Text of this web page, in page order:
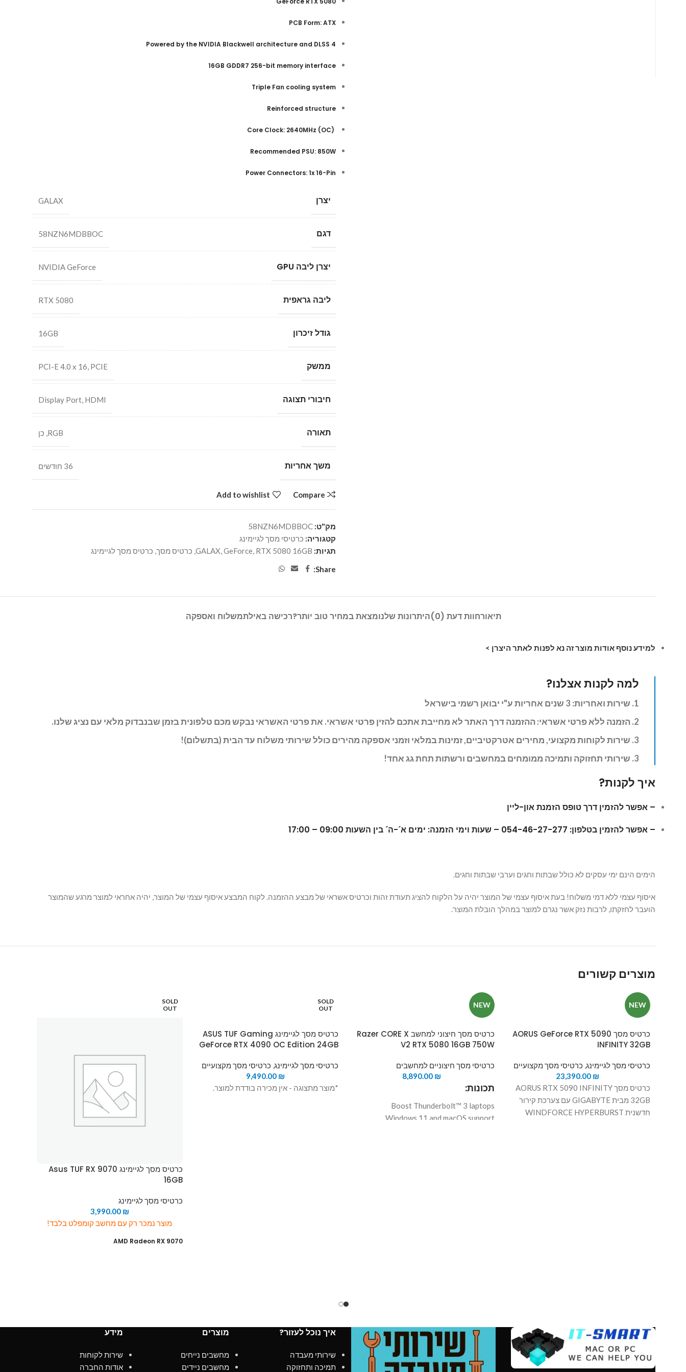
PCB Form: ATX
Powered by the NVIDIA Blackwell architecture and DLSS 4
16GB GDDR7 256-bit memory interface
Triple Fan cooling system
Reinforced structure
(OC) Core Clock: 2640MHz
Recommended PSU: 850W
Power Connectors: 1x 16-Pin
יצרן GALAX
דגם 58NZN6MDBBOC
יצרן ליבה GPU NVIDIA GeForce
ליבה גראפית RTX 5080
גודל זיכרון 16GB
ממשק PCI-E 4.0 x 16, PCIE
חיבורי תצוגה Display Port, HDMI
תאורה RGB
, כן
משך אחריות 36 חודשים
Compare
Add to wishlist
מק"ט: 58NZN6MDBBOC
קטגוריה: כרטיסי מסך לגיימינג
תגיות:
GALAX,GeForce, RTX 5080 16GB
, כרטיס מסך, כרטיס מסך לגיימינג
Share:
תיאורחוות דעת (0) היתרונות שלנומצאת במחיר טוב יותר?רכישה באילתמשלוח ואספקה
למידע נוסף אודות מוצר זה נא לפנות לאתר היצרן >
למה לקנות אצלנו?
1. שירות ואחריות: 3
שנים אחריות ע"י יבואן רשמי בישראל
2. הזמנה ללא פרטי אשראי: ההזמנה דרך האתר לא מחייבת אתכם להזין פרטי אשראי. את פרטי האשראי נבקש מכם טלפונית בזמן שבנבדוק מלאי עם נציג שלנו.
3. שירות לקוחות מקצועי, מחירים אטרקטיביים, זמינות במלאי וזמני אספקה מהירים כולל שירותי משלוח עד הבית (בתשלום)!
3. שירותי תחזוקה ותמיכה ממומחים במחשבים ורשתות תחת גג אחד!
איך לקנות?
– אפשר להזמין דרך טופס הזמנת און-ליין
– אפשר להזמין בטלפון: 054-46-27-277 – שעות וימי הזמנה: ימים א´-ה´ בין השעות 09:00 – 17:00
הימים הינם ימי עסקים לא כולל שבתות וחגים וערבי שבתות וחגים.
איסוף עצמי ללא דמי משלוח! בעת איסוף עצמי של המוצר יהיה על הלקוח להציג תעודת זהות וכרטיס אשראי של מבצע ההזמנה. לקוח המבצע איסוף עצמי של המוצר, יהיה אחראי למוצר מרגע שהמוצר
הועבר לחזקתו, לרבות נזק אשר נגרם למוצר במהלך הובלת המוצר.
מוצרים קשורים
NEW
כרטיס מסך AORUS GeForce RTX 5090
INFINITY 32GB
כרטיסי מסך לגיימינג, כרטיסי מסך מקצועיים
23,390.00 ₪
כרטיס מסך AORUS RTX 5090 INFINITY
32GB מבית GIGABYTE עם צערכת קירור
חדשנית WINDFORCE HYPERBURST
NEW
כרטיס מסך חיצוני למחשב Razer CORE X
V2 RTX 5080 16GB 750W
כרטיסי מסך חיצוניים למחשבים
8,890.00 ₪
תכונות:
Boost Thunderbolt™ 3 laptops
Windows 11 and macOS support
SOLD
OUT
כרטיס מסך לגיימינג ASUS TUF Gaming
GeForce RTX 4090 OC Edition 24GB
כרטיסי מסך לגיימינג, כרטיסי מסך מקצועיים
9,490.00 ₪
*מוצר מתצוגה - אין מכירה בודדת למוצר.
SOLD
OUT
כרטיס מסך לגיימינג Asus TUF RX 9070
16GB
כרטיסי מסך לגיימינג
3,990.00 ₪
מוצר נמכר רק עם מחשב קומפלט בלבד!
AMD Radeon RX 9070
Power Connectors: 2x 8-Pin
איך נוכל לעזור?
שירותי מעבדה
תמיכה ותחזוקה
מוצרים
מחשבים נייחים
מחשבים ניידים
מידע
שירות לקוחות
אודות החברה